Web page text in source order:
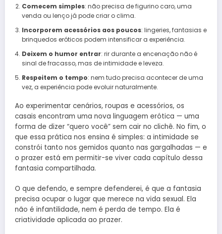
Comecem simples: não precisa de figurino caro, uma
venda ou lenço já pode criar o clima.
Incorporem acessórios aos poucos: lingeries, fantasias e
brinquedos eróticos podem intensificar a experiência.
Deixem o humor entrar: rir durante a encenação não é
sinal de fracasso, mas de intimidade e leveza.
Respeitem o tempo: nem tudo precisa acontecer de uma
vez, a experiência pode evoluir naturalmente.
Ao experimentar cenários, roupas e acessórios, os
casais encontram uma nova linguagem erótica — uma
forma de dizer “quero você” sem cair no clichê. No fim, o
que essa prática nos ensina é simples: a intimidade se
constrói tanto nos gemidos quanto nas gargalhadas — e
o prazer está em permitir-se viver cada capítulo dessa
fantasia compartilhada.
O que defendo, e sempre defenderei, é que a fantasia
precisa ocupar o lugar que merece na vida sexual. Ela
não é infantilidade, nem é perda de tempo. Ela é
criatividade aplicada ao prazer.